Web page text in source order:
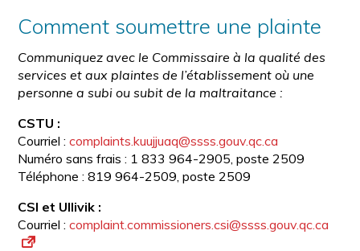
Comment soumettre une plainte
Communiquez avec le Commissaire à la qualité des
services et aux plaintes de l’établissement où une
personne a subi ou subit de la maltraitance :
CSTU :
Courriel :complaints.kuujjuaq@ssss.gouv.qc.ca
Numéro sans frais : 1 833 964-2905, poste 2509
Téléphone : 819 964-2509, poste 2509
CSI et Ullivik :
Courriel :complaint.commissioners.csi@ssss.gouv.qc.ca